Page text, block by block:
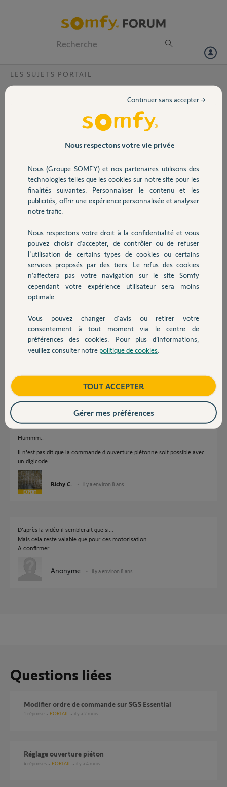
Volet
Sécurité
Domotique
Chauffage
Autres produits
Devis avec un pro
Contact
LES SUJETS PORTAIL
Programmation ouverte piéton sur
Je viens d’acheter une motorisation slidymoove 600 somfy pour
portail coulissant ainsi qu’un digicode radio somfy 2006.
portail avec le code choisi.
Pouvez vous m’indiquer la marche à suivre pour effectuer une
ouverture piéton avec le bouton 2 points.
D’avance, je vous en remercie
Cordialement
Philippe H
Philippe H.
Participer au fil de discussion
Réponses
Bonjour,
Voici la manip:
https://youtu.be/s8LNAA6_Of4
Anonyme il y a environ 8 ans
Bonjour,
Hummm..
Il n'est pas dit que la commande d'ouverture piétonne soit possible avec
un digicode.
Richy C. il y a environ 8 ans
D'après la vidéo il semblerait que si...
Mais cela reste valable que pour ces motorisation.
A confirmer.
Anonyme il y a environ 8 ans
Questions liées
Modifier ordre de commande sur SGS Essential
1 réponse PORTAIL il y a 2 mois
Réglage ouverture piéton
4 réponses PORTAIL il y a 4 mois
Nous respectons votre vie privée
Nous (Groupe SOMFY) et nos partenaires utilisons des
technologies telles que les cookies sur notre site pour les
finalités suivantes: Personnaliser le contenu et les
publicités, offrir une expérience personnalisée et analyser
notre trafic.
Nous respectons votre droit à la confidentialité et vous
pouvez choisir d’accepter, de contrôler ou de refuser
l'utilisation de certains types de cookies ou certains
services proposés par des tiers. Le refus des cookies
n’affectera pas votre navigation sur le site Somfy
cependant votre expérience utilisateur sera moins
optimale.
Vous pouvez changer d'avis ou retirer votre
consentement à tout moment via le centre de
préférences des cookies. Pour plus d’informations,
veuillez consulter notre politique de cookies
Continuer sans accepter →
TOUT ACCEPTER
Gérer mes préférences